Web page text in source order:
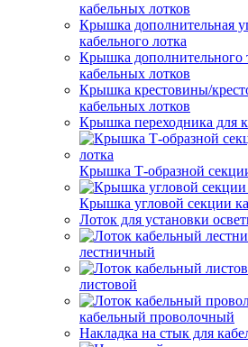
кабельных лотков
Крышка дополнительная
кабельного лотка
Крышка дополнительного
кабельных лотков
Крышка крестовины/
кабельных лотков
Крышка переходника для
Крышка Т-образной
Крышка угловой секции
Лоток для установки
лестничный
листовой
кабельный проволочный
Накладка на стык для